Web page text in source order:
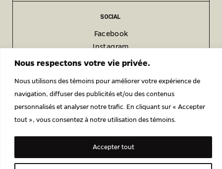
Nous respectons votre vie privée.
Nous utilisons des témoins pour améliorer votre expérience de
navigation, diffuser des publicités et/ou des contenus
personnalisés et analyser notre trafic. En cliquant sur « Accepter
tout », vous consentez à notre utilisation des témoins.
Accepter tout
SOCIAL
Facebook
Instagram
LinkedIn
POLITIQUE DE CONFIDENTIALITÉ
© 2026 LAFOND CÔTÉ ARCHITECTES ENGAGÉS.